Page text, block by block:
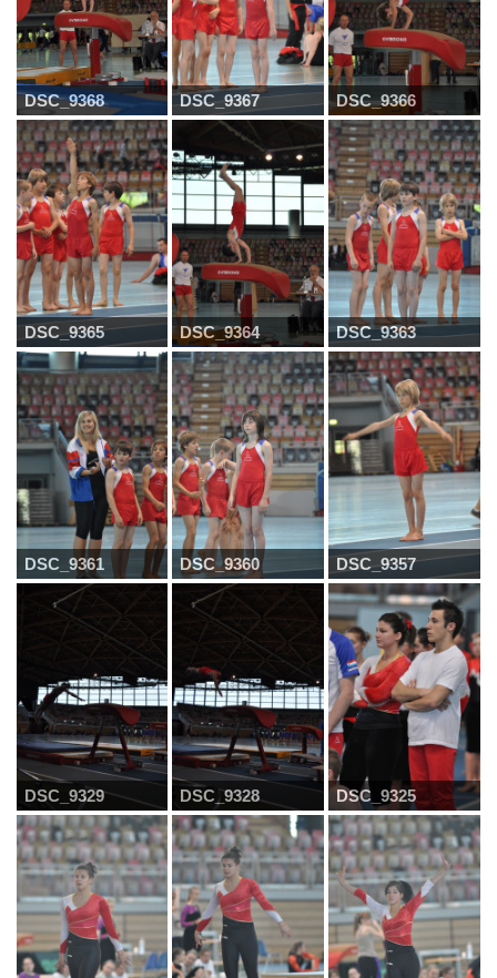
DSC_9368 DSC_9367 DSC_9366
DSC_9365 DSC_9364 DSC_9363
DSC_9361 DSC_9360 DSC_9357
DSC_9329 DSC_9328 DSC_9325